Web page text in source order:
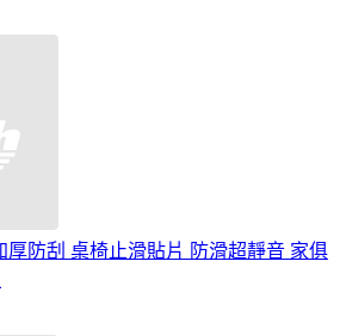
厚防刮 桌椅止滑貼片 防滑超靜音 家俱